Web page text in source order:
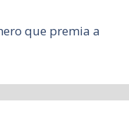
que premia a